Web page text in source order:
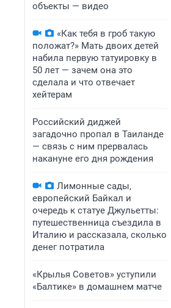
объекты — видео
«Как тебя в гроб такую
положат?» Мать двоих детей
набила первую татуировку в
50 лет — зачем она это
сделала и что отвечает
хейтерам
Российский диджей
загадочно пропал в Таиланде
— связь с ним прервалась
накануне его дня рождения
Лимонные сады,
европейский Байкал и
очередь к статуе Джульетты:
путешественница съездила в
Италию и рассказала, сколько
денег потратила
«Крылья Советов» уступили
«Балтике» в домашнем матче